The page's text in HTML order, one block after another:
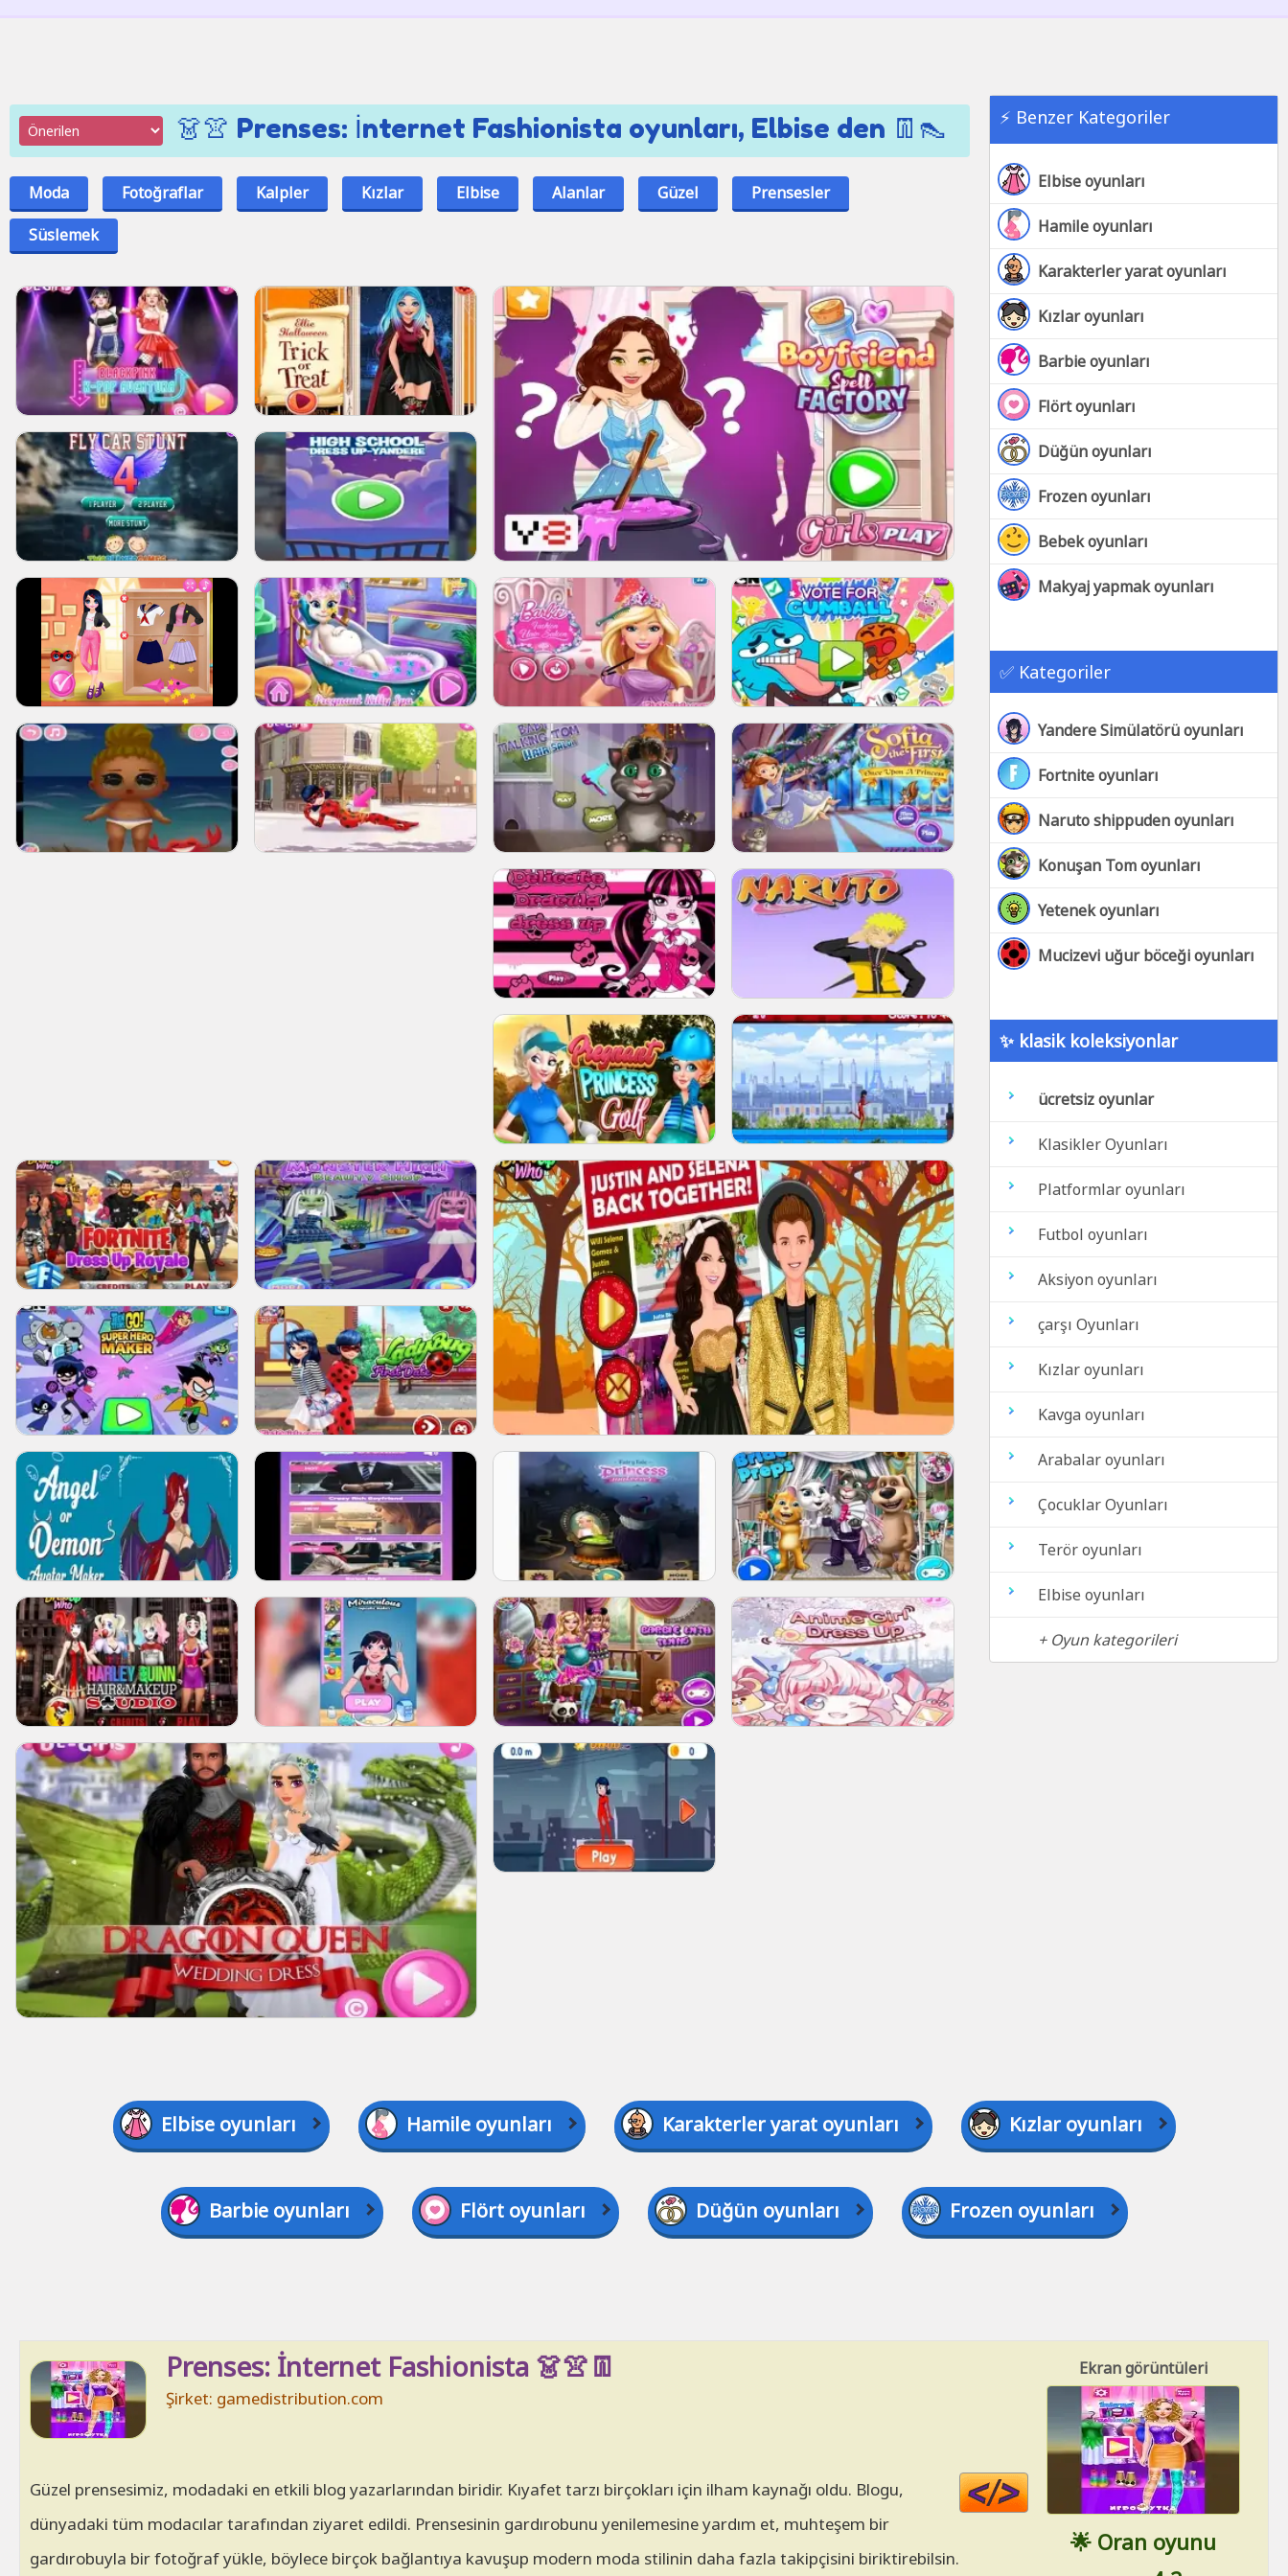
⚡ Benzer Kategoriler
Elbise oyunları
Hamile oyunları
Karakterler yarat oyunları
Kızlar oyunları
Barbie oyunları
Flört oyunları
Düğün oyunları
Frozen oyunları
Bebek oyunları
Makyaj yapmak oyunları
✅ Kategoriler
Yandere Simülatörü oyunları
Fortnite oyunları
Naruto shippuden oyunları
Konuşan Tom oyunları
Yetenek oyunları
Mucizevi uğur böceği oyunları
✨ klasik koleksiyonlar
ücretsiz oyunlar
Klasikler Oyunları
Platformlar oyunları
Futbol oyunları
Aksiyon oyunları
çarşı Oyunları
Kızlar oyunları
Kavga oyunları
Arabalar oyunları
Çocuklar Oyunları
Terör oyunları
Elbise oyunları
+ Oyun kategorileri
👗👚 Prenses: İnternet Fashionista oyunları, Elbise den 👖👠
Moda Fotoğraflar Kalpler Kızlar Elbise Alanlar Güzel
Prensesler
Süslemek
Elbise oyunları Hamile oyunları Karakterler yarat oyunları Kızlar oyunları
Barbie oyunları Flört oyunları Düğün oyunları Frozen oyunları
Ekran görüntüleri
🌟 Oran oyunu
Prenses: İnternet Fashionista 👗👚👖
Şirket: gamedistribution.com
HTML
Güzel prensesimiz, modadaki en etkili blog yazarlarından biridir. Kıyafet tarzı birçokları için ilham kaynağı oldu. Blogu,
dünyadaki tüm modacılar tarafından ziyaret edildi. Prensesinin gardırobunu yenilemesine yardım et, muhteşem bir
gardırobuyla bir fotoğraf yükle, böylece birçok bağlantıya kavuşup modern moda stilinin daha fazla takipçisini biriktirebilsin.